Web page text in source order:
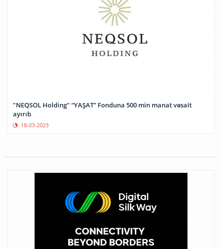
"NEQSOL Holding" “YAŞAT” Fonduna 500 min manat vəsait
ayırıb
18-03-2023